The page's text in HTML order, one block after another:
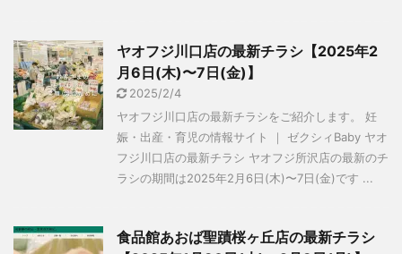
ヤオフジ川口店の最新チラシ【2025年2
月6日(木)〜7日(金)】
2025/2/4
ヤオフジ川口店の最新チラシをご紹介します。 妊
娠・出産・育児の情報サイト ｜ ゼクシィBaby ヤオ
フジ川口店の最新チラシ ヤオフジ所沢店の最新のチ
ラシの期間は2025年2月6日(木)〜7日(金)です ...
食品館あおば聖蹟桜ヶ丘店の最新チラシ